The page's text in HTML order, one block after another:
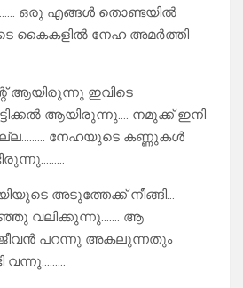
ഒരു എങ്ങൾ തൊണ്ടയിൽ
കൈകളിൽ നേഹ അമർത്തി
ആയിരുന്നു ഇവിടെ
ആയിരുന്നു…. നമുക്ക് ഇനി
നേഹയുടെ കണ്ണുകൾ
അടുത്തേക്ക് നീങ്ങി…
വലിക്കുന്നു……. ആ
ജീവൻ പറന്നു അകലുന്നതും
വന്നു………